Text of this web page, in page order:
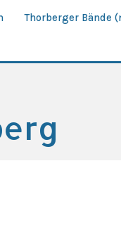
Thorberger Bände